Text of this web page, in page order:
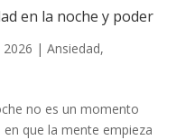
en la noche y poder
| Ansiedad,
no es un momento
que la mente empieza